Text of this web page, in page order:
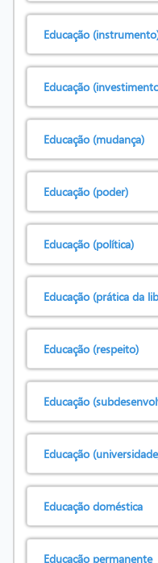
Educação
Educação
Educação (mudança)
Educação (poder)
Educação (política)
Educação (prática da
Educação (respeito)
Educação
Educação
Educação doméstica
Educação permanente